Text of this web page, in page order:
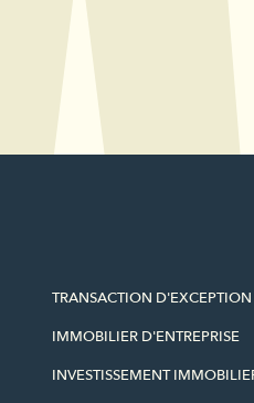
TRANSACTION D'EXCEPTION
IMMOBILIER D'ENTREPRISE
INVESTISSEMENT